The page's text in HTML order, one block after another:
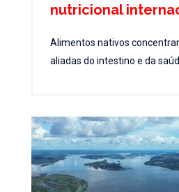
nutricional
Alimentos nativos
aliadas do intestino e da